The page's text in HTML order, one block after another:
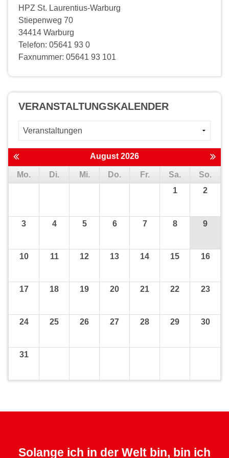
HPZ St. Laurentius-Warburg
Stiepenweg 70
34414 Warburg
Telefon: 05641 93 0
Faxnummer: 05641 93 101
VERANSTALTUNGS­KALENDER
August 2026
Mo. Di. Mi. Do. Fr. Sa.
So.
1
2
3 4 5 6 7 8 9
10 11 12 13 14 15 16
17 18 19 20 21 22 23
24 25 26 27 28 29 30
31
Solange ich in der Welt bin, bin ich